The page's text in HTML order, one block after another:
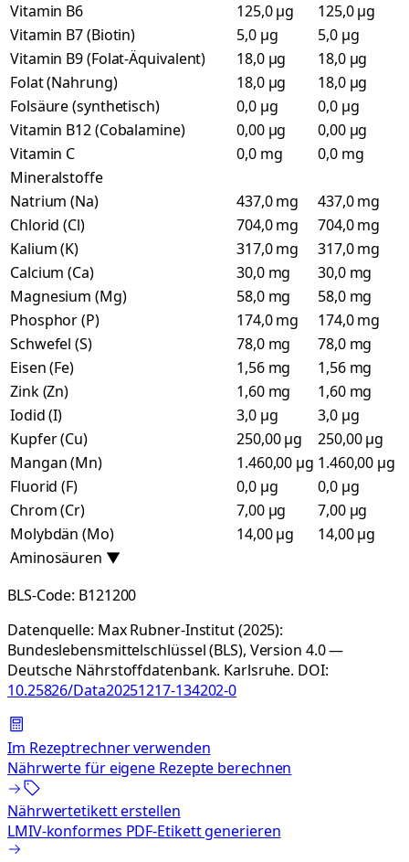
Vitamin B6
125,0 µg
125,0 µg
Vitamin B7 (Biotin)
5,0 µg
5,0 µg
Vitamin B9 (Folat-Äquivalent)
18,0 µg
18,0 µg
Folat (Nahrung)
18,0 µg
18,0 µg
Folsäure (synthetisch)
0,0 µg
0,0 µg
Vitamin B12 (Cobalamine)
0,00 µg
0,00 µg
Vitamin C
0,0 mg
0,0 mg
Mineralstoffe
Natrium (Na)
437,0 mg
437,0 mg
Chlorid (Cl)
704,0 mg
704,0 mg
Kalium (K)
317,0 mg
317,0 mg
Calcium (Ca)
30,0 mg
30,0 mg
Magnesium (Mg)
58,0 mg
58,0 mg
Phosphor (P)
174,0 mg
174,0 mg
Schwefel (S)
78,0 mg
78,0 mg
Eisen (Fe)
1,56 mg
1,56 mg
Zink (Zn)
1,60 mg
1,60 mg
Iodid (I)
3,0 µg
3,0 µg
Kupfer (Cu)
250,00 µg
250,00 µg
Mangan (Mn)
1.460,00 µg 1.460,00 µg
Fluorid (F)
0,0 µg
0,0 µg
Chrom (Cr)
7,00 µg
7,00 µg
Molybdän (Mo)
14,00 µg
14,00 µg
Aminosäuren ▼
BLS-Code: B121200
Datenquelle: Max Rubner-Institut (2025):
Bundeslebensmittelschlüssel (BLS), Version 4.0 —
Deutsche Nährstoffdatenbank. Karlsruhe. DOI:
10.25826/Data20251217-134202-0
Im Rezeptrechner verwenden
Nährwerte für eigene Rezepte berechnen
Nährwertetikett erstellen
LMIV-konformes PDF-Etikett generieren